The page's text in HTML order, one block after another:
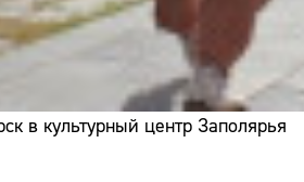
в культурный центр Заполярья